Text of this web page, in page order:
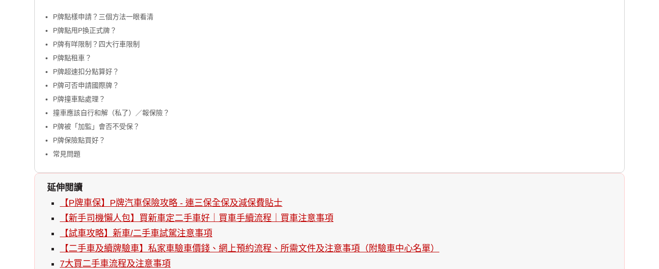
P牌點樣申請？三個方法一眼看清
P牌點甩P換正式牌？
P牌有咩限制？四大行車限制
P牌點租車？
P牌超速扣分點算好？
P牌可否申請國際牌？
P牌撞車點處理？
撞車應該自行和解（私了）／報保險？
P牌被「加監」會否不受保？
P牌保險點買好？
常見問題
延伸閲讀
【P牌車保】P牌汽車保險攻略 - 連三保全保及減保費貼士
【新手司機懶人包】買新車定二手車好｜買車手續流程｜買車注意事項
【試車攻略】新車/二手車試駕注意事項
【二手車及續牌驗車】私家車驗車價錢、網上預約流程、所需文件及注意事項（附驗車中心名單）
7大買二手車流程及注意事項